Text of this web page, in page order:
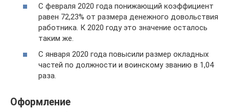
С февраля 2020 года понижающий коэффициент
равен 72,23% от размера денежного довольствия
работника. К 2020 году это значение осталось
таким же.
С января 2020 года повысили размер окладных
частей по должности и воинскому званию в 1,04
раза.
Оформление